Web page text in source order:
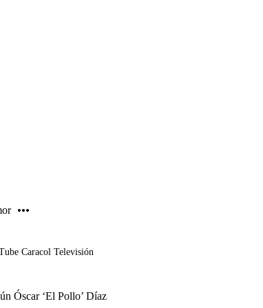
Caracol Televisión
Óscar ‘El Pollo’ Díaz